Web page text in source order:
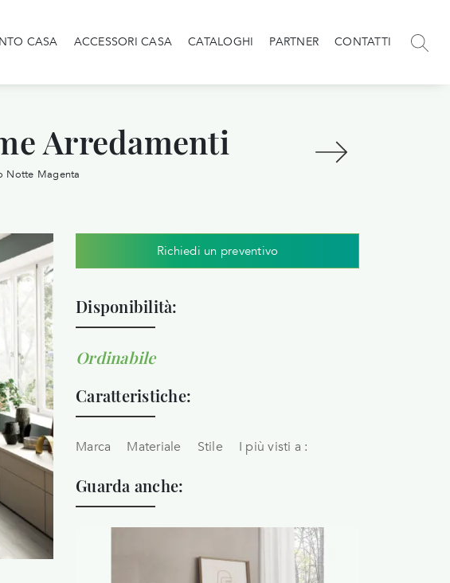
CASA ACCESSORI CASA CATALOGHI PARTNER CONTATTI
Arredamenti
Notte Magenta
Richiedi un preventivo
Disponibilità:
Ordinabile
Caratteristiche:
Marca Materiale Stile I più visti a :
Guarda anche: